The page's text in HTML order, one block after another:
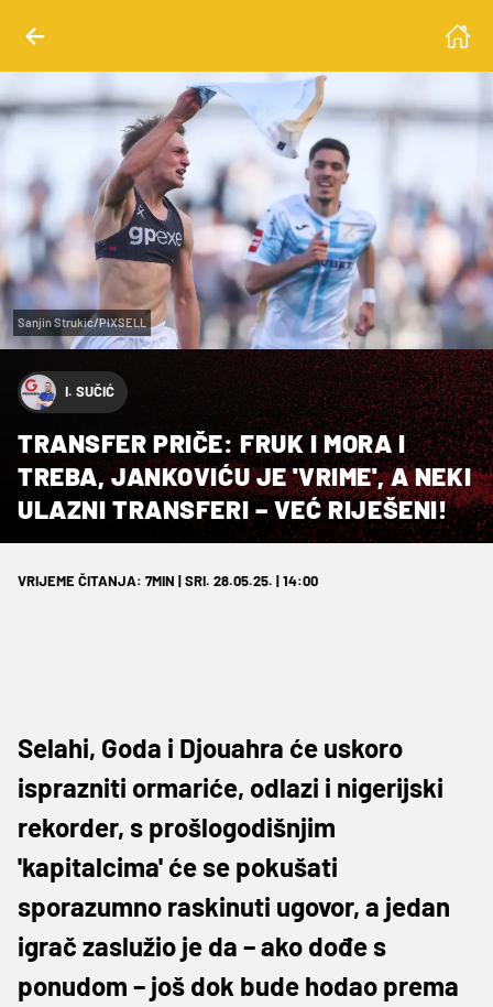
Sanjin Strukic/PIXSELL
I. SUČIĆ
TRANSFER PRIČE: FRUK I MORA I
TREBA, JANKOVIĆU JE 'VRIME', A NEKI
ULAZNI TRANSFERI – VEĆ RIJEŠENI!
VRIJEME ČITANJA: 7MIN | SRI. 28.05.25. | 14:00
Selahi, Goda i Djouahra će uskoro
isprazniti ormariće, odlazi i nigerijski
rekorder, s prošlogodišnjim
'kapitalcima' će se pokušati
sporazumno raskinuti ugovor, a jedan
igrač zaslužio je da – ako dođe s
ponudom – još dok bude hodao prema